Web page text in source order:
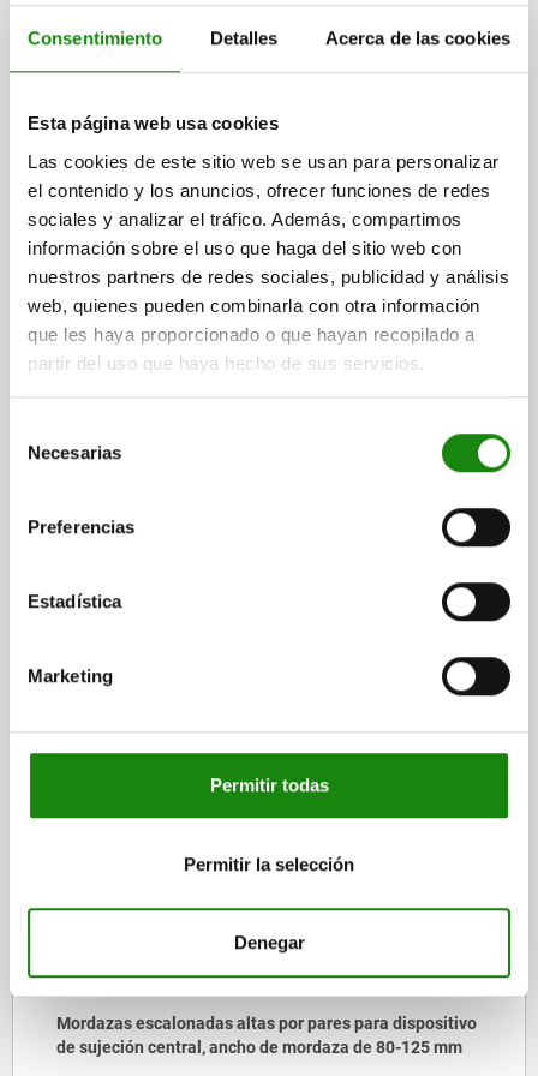
Consentimiento Detalles Acerca de las cookies
Esta página web usa cookies
Las cookies de este sitio web se usan para personalizar
el contenido y los anuncios, ofrecer funciones de redes
sociales y analizar el tráfico. Además, compartimos
información sobre el uso que haga del sitio web con
nuestros partners de redes sociales, publicidad y análisis
web, quienes pueden combinarla con otra información
que les haya proporcionado o que hayan recopilado a
partir del uso que haya hecho de sus servicios.
Necesarias
Preferencias
Estadística
Marketing
Permitir todas
Permitir la selección
Denegar
DISPOSITIVO DE SUJECIÓN P PARA SISTEMAS DE
SUJECIÓN, ENDURECIDO 315X125, ACERO DE
CEMENTACIÓN PULIDO
ANCHURA=125 H=62H7 H1=17 LONGITUD=315
L1=6-188
L2=94-276 L3=66 SW=14
Referencia:
$53,156.60
más IVA.
DETALLES
DESCARGAS
Otros clientes también
compraron
41106
Mordaza escalonada para mecanizado de 5 ejes